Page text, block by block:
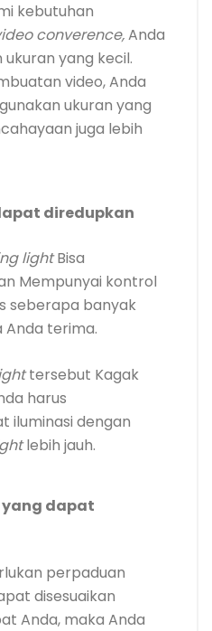
kebutuhan
converence,Anda
yang kecil.
video, Anda
ukuran yang
juga lebih
diredupkan
lightBisa
Mempunyai kontrol
seberapa banyak
Anda terima.
tersebut Kagak
harus
iluminasi dengan
lebih jauh.
yang dapat
perpaduan
disesuaikan
Anda, maka Anda